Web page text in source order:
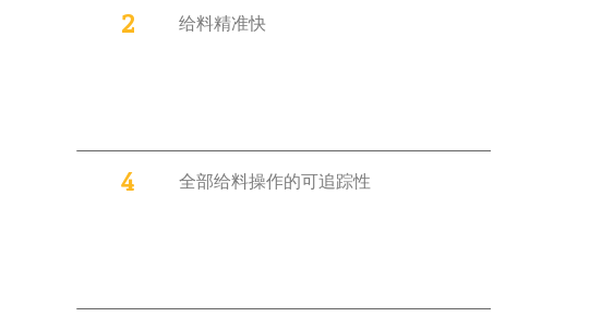
2 给料精准快
4 全部给料操作的可追踪性